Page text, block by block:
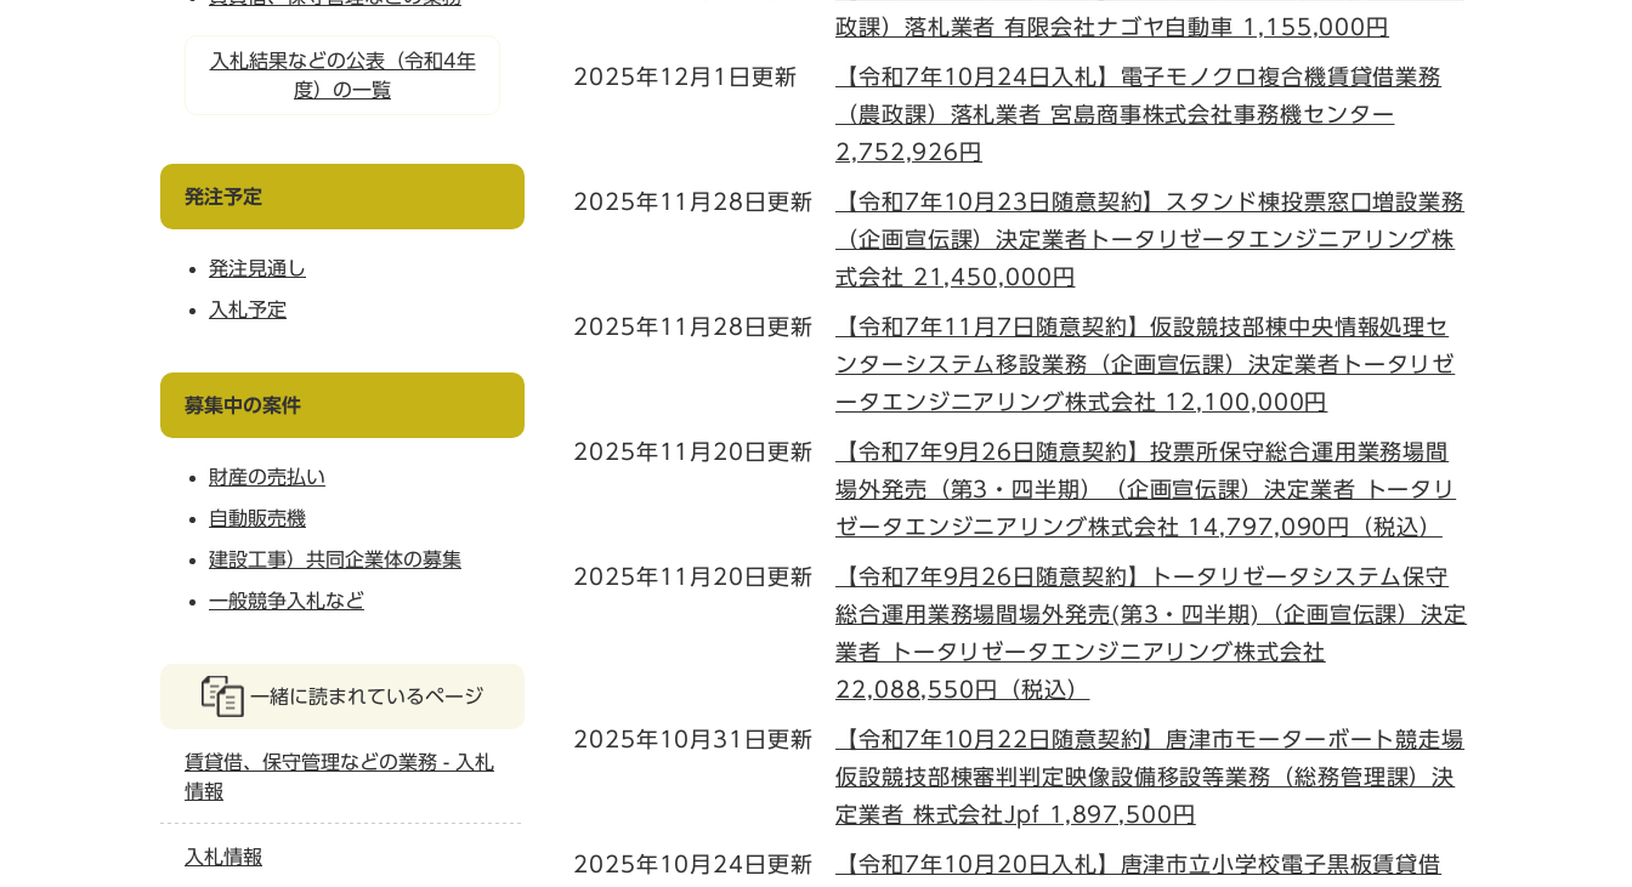
政課）落札業者 有限会社ナゴヤ自動車 1,155,000円
2025年12月1日更新
【令和7年10月24日入札】電子モノクロ複合機賃貸借業務
（農政課）落札業者 宮島商事株式会社事務機センター
2,752,926円
2025年11月28日更新
【令和7年10月23日随意契約】スタンド棟投票窓口増設業務
（企画宣伝課）決定業者トータリゼータエンジニアリング株
式会社 21,450,000円
2025年11月28日更新
【令和7年11月7日随意契約】仮設競技部棟中央情報処理セ
ンターシステム移設業務（企画宣伝課）決定業者トータリゼ
ータエンジニアリング株式会社 12,100,000円
2025年11月20日更新
【令和7年9月26日随意契約】投票所保守総合運用業務場間
場外発売（第3・四半期）（企画宣伝課）決定業者 トータリ
ゼータエンジニアリング株式会社 14,797,090円（税込）
2025年11月20日更新
【令和7年9月26日随意契約】トータリゼータシステム保守
総合運用業務場間場外発売(第3・四半期)（企画宣伝課）決定
業者 トータリゼータエンジニアリング株式会社
22,088,550円（税込）
2025年10月31日更新
【令和7年10月22日随意契約】唐津市モーターボート競走場
仮設競技部棟審判判定映像設備移設等業務（総務管理課）決
定業者 株式会社Jpf 1,897,500円
2025年10月24日更新
【令和7年10月20日入札】唐津市立小学校電子黒板賃貸借
入札結果などの公表（令和4年
度）の一覧
発注予定
発注見通し
入札予定
募集中の案件
財産の売払い
自動販売機
建設工事）共同企業体の募集
一般競争入札など
一緒に読まれているページ
賃貸借、保守管理などの業務 - 入札
情報
入札情報